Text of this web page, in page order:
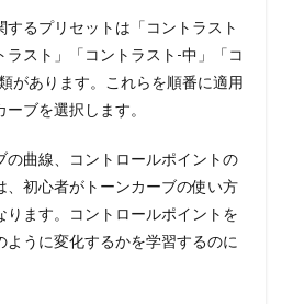
るプリセットは「コントラスト
ラスト」「コントラスト-中」「コ
があります。これらを順番に適用
ブを選択します。
の曲線、コントロールポイントの
、初心者がトーンカーブの使い方
ります。コントロールポイントを
うに変化するかを学習するのに